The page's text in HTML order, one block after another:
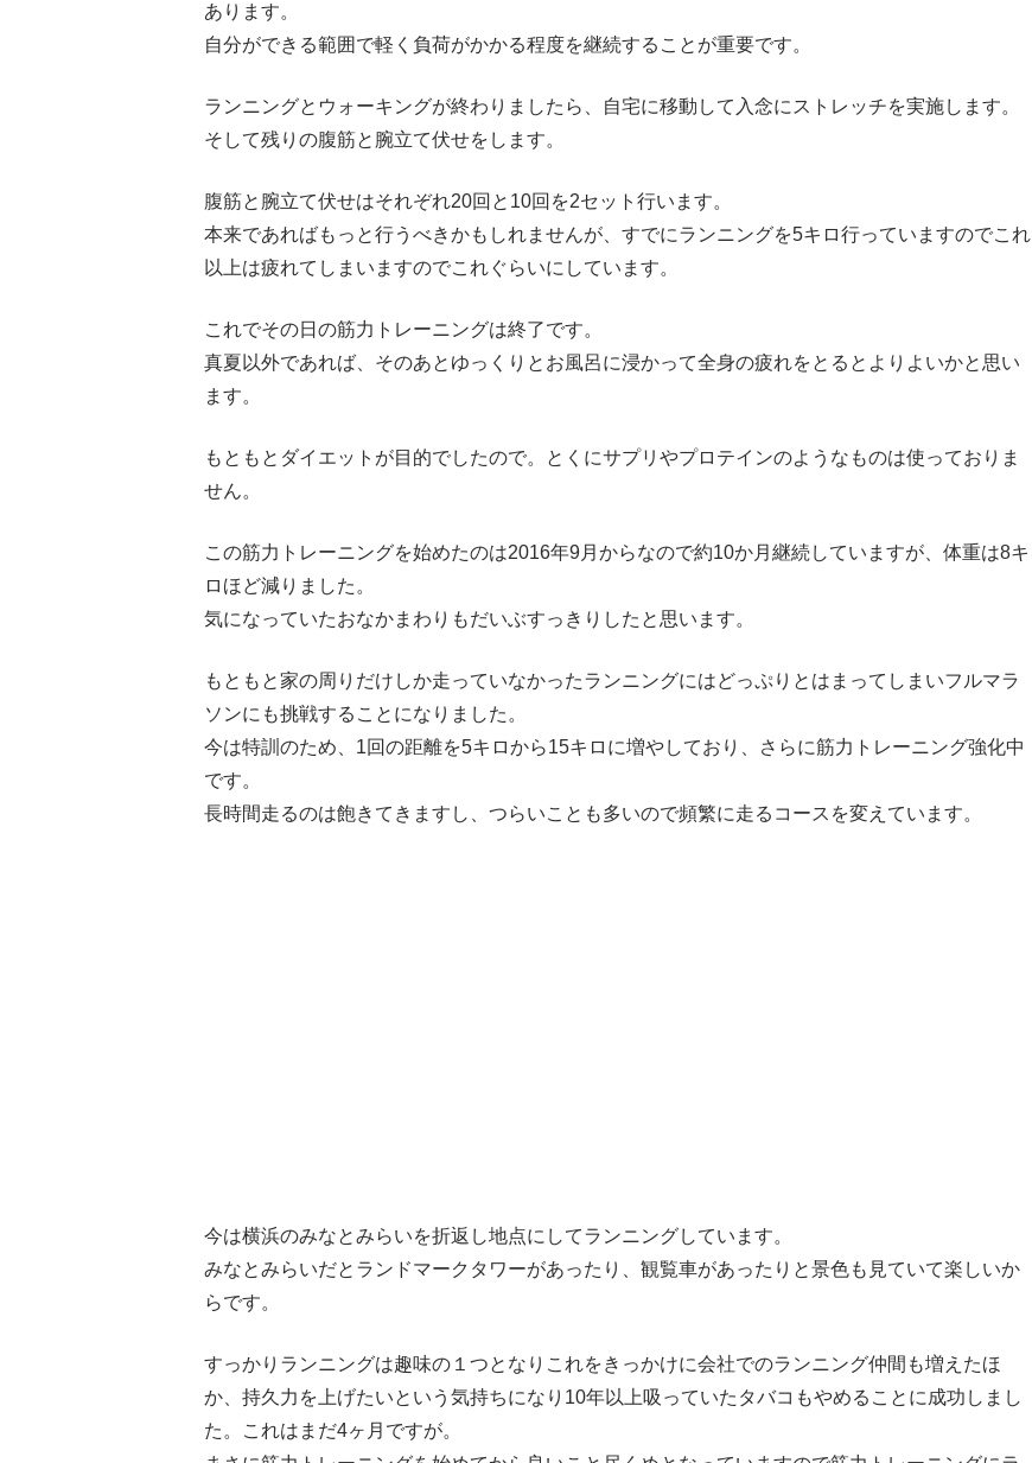
あります。
自分ができる範囲で軽く負荷がかかる程度を継続することが重要です。
ランニングとウォーキングが終わりましたら、自宅に移動して入念にストレッチを実施します。
そして残りの腹筋と腕立て伏せをします。
腹筋と腕立て伏せはそれぞれ20回と10回を2セット行います。
本来であればもっと行うべきかもしれませんが、すでにランニングを5キロ行っていますのでこれ
以上は疲れてしまいますのでこれぐらいにしています。
これでその日の筋力トレーニングは終了です。
真夏以外であれば、そのあとゆっくりとお風呂に浸かって全身の疲れをとるとよりよいかと思い
ます。
もともとダイエットが目的でしたので。とくにサプリやプロテインのようなものは使っておりま
せん。
この筋力トレーニングを始めたのは2016年9月からなので約10か月継続していますが、体重は8キ
ロほど減りました。
気になっていたおなかまわりもだいぶすっきりしたと思います。
もともと家の周りだけしか走っていなかったランニングにはどっぷりとはまってしまいフルマラ
ソンにも挑戦することになりました。
今は特訓のため、1回の距離を5キロから15キロに増やしており、さらに筋力トレーニング強化中
です。
長時間走るのは飽きてきますし、つらいことも多いので頻繁に走るコースを変えています。
今は横浜のみなとみらいを折返し地点にしてランニングしています。
みなとみらいだとランドマークタワーがあったり、観覧車があったりと景色も見ていて楽しいか
らです。
すっかりランニングは趣味の１つとなりこれをきっかけに会社でのランニング仲間も増えたほ
か、持久力を上げたいという気持ちになり10年以上吸っていたタバコもやめることに成功しまし
た。これはまだ4ヶ月ですが。